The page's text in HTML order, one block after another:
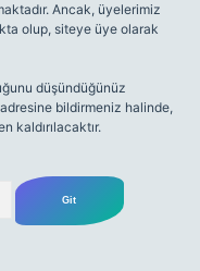
Ancak, üyelerimiz
olup, siteye üye olarak
düşündüğünüz
adresine bildirmeniz halinde,
kaldırılacaktır.